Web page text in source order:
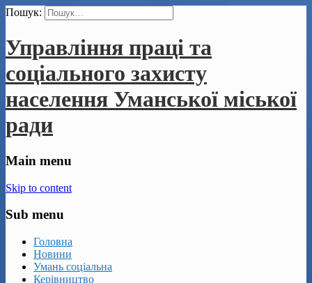
Пошук:
Управління праці та
соціального захисту
населення Уманської міської
ради
Main menu
Skip to content
Sub menu
Головна
Новини
Умань соціальна
Керівництво